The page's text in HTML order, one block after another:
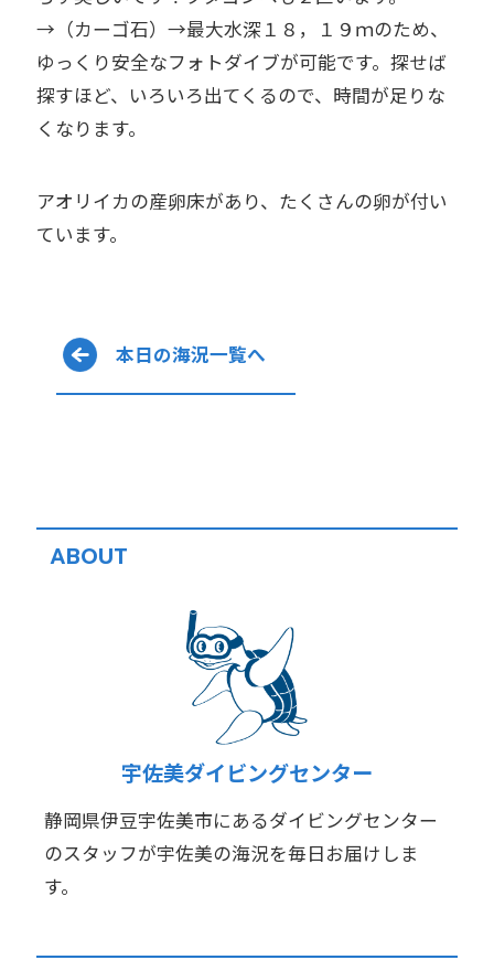
→（カーゴ石）→最大水深１８，１９ｍのため、
ゆっくり安全なフォトダイブが可能です。探せば
探すほど、いろいろ出てくるので、時間が足りな
くなります。
アオリイカの産卵床があり、たくさんの卵が付い
ています。
本日の海況一覧へ
ABOUT
宇佐美ダイビングセンター
静岡県伊豆宇佐美市にあるダイビングセンター
のスタッフが宇佐美の海況を毎日お届けしま
す。